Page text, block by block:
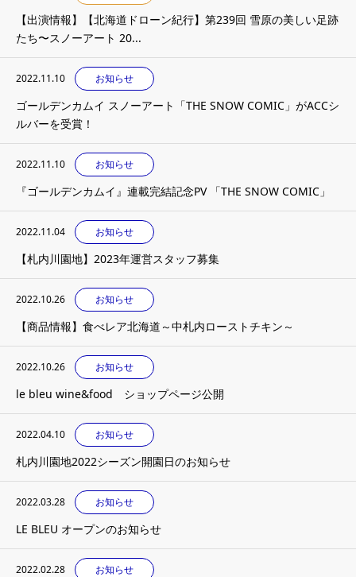
【出演情報】【北海道ドローン紀行】第239回 雪原の美しい足跡
たち〜スノーアート 20...
2022.11.10 お知らせ
ゴールデンカムイ スノーアート「THE SNOW COMIC」がACCシ
ルバーを受賞！
2022.11.10 お知らせ
『ゴールデンカムイ』連載完結記念PV 「THE SNOW COMIC」
2022.11.04 お知らせ
【札内川園地】2023年運営スタッフ募集
2022.10.26 お知らせ
【商品情報】食べレア北海道～中札内ローストチキン～
2022.10.26 お知らせ
le bleu wine&food ショップページ公開
2022.04.10 お知らせ
札内川園地2022シーズン開園日のお知らせ
2022.03.28 お知らせ
LE BLEU オープンのお知らせ
2022.02.28 お知らせ